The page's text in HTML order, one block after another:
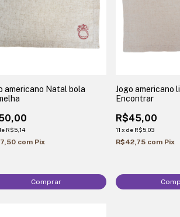
americano Natal bola
R$5,14
com Pix
Jogo americano
Encontrar
R$45,00
11 x de R$5,03
R$42,75 com Pix